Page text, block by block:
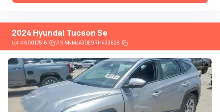
2024 Hyundai Tucson Se
Lot#60017516 VIN:5NMJA3DE9RH433628